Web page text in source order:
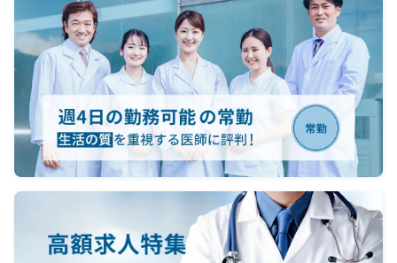
看護
護
）
（輪番）ウォークイン
0-10件、救急搬送0-3件
→主な疾患：全般
・救急以外：管理当直
・当直体制：（通常）医師1名、看護
師、検査技師（オンコール）
（輪番）医師2名、看護
師、検査技師
＜オンコール待機＞
・病棟オンコール（殆ど電話対応）
（
→
・救
・当直
師、検
師、検
＜オン